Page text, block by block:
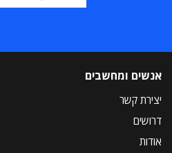
אנשים ומחשבים
יצירת קשר
דרושים
אודות